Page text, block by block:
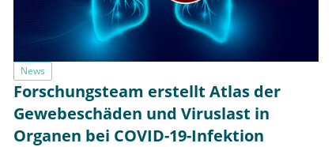
News
Forschungsteam erstellt Atlas der
Gewebeschäden und Viruslast in
Organen bei COVID-19-Infektion